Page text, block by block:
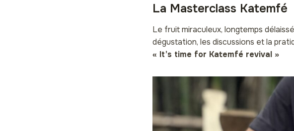
La Masterclass Katemfé
Le fruit miraculeux, longtemps
dégustation, les discussions et la
« It’s time for Katemfé revival »